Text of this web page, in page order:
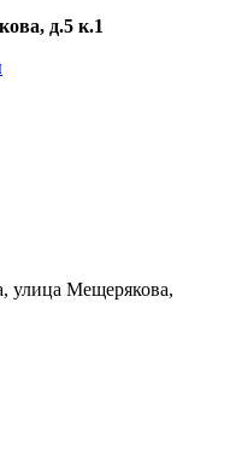
д.5 к.1
улица Мещерякова,